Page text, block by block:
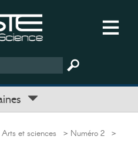
et sciences > Numéro 2 >